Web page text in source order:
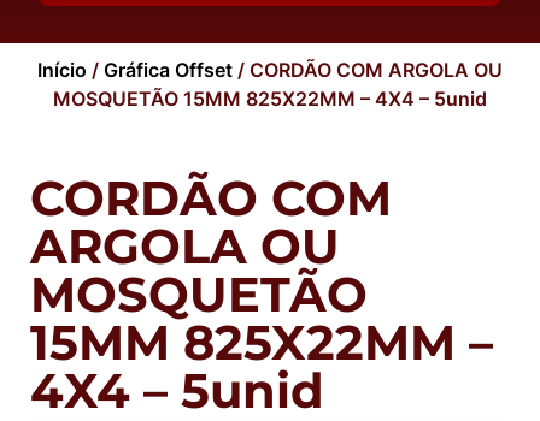
Início / Gráfica Offset / CORDÃO COM ARGOLA OU
MOSQUETÃO 15MM 825X22MM – 4X4 – 5unid
CORDÃO COM
ARGOLA OU
MOSQUETÃO
15MM 825X22MM –
4X4 – 5unid